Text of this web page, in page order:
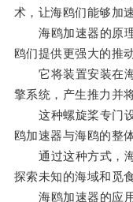
术，让海鸥们能够加
海鸥加速器的原理
鸥们提供更强大的推
它将装置安装在海
擎系统，产生推力并
这种螺旋桨专门设
鸥加速器与海鸥的整
通过这种方式，海
探索未知的海域和觅食
海鸥加速器的应用